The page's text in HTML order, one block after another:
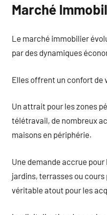
Marché
Le marché immobilier
par des dynamiques
Elles offrent un confort de
Un attrait pour les zones
télétravail, de nombreux
maisons en périphérie.
Une demande accrue
jardins, terrasses ou
véritable atout pour les